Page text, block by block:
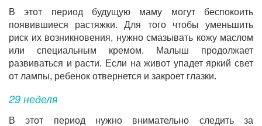
В этот период будущую маму могут беспокоить
появившиеся растяжки. Для того чтобы уменьшить
риск их возникновения, нужно смазывать кожу маслом
или специальным кремом. Малыш продолжает
развиваться и расти. Если на живот упадет яркий свет
от лампы, ребенок отвернется и закроет глазки.
29 неделя
В этот период нужно внимательно следить за